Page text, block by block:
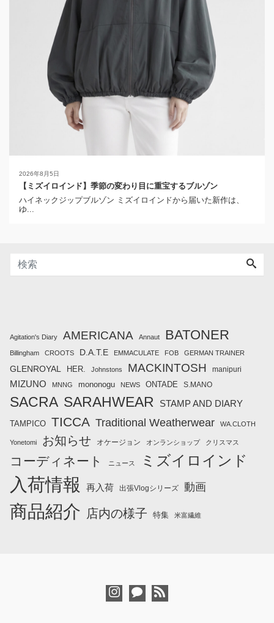
2026年8月5日
【ミズイロインド】季節の変わり目に重宝するブルゾン
ハイネックジップブルゾン ミズイロインドから届いた新作は、
ゆ...
Agitation's Diary AMERICANA Annaut BATONER
Billingham CROOTS D.A.T.E EMMACULATE FOB GERMAN TRAINER
GLENROYAL HER. Johnstons MACKINTOSH manipuri
MIZUNO MNNG mononogu NEWS ONTADE S.MANO
SACRA SARAHWEAR STAMP AND DIARY
TAMPICO TICCA Traditional Weatherwear WA.CLOTH
Yonetomi お知らせ オケージョン オンランショップ クリスマス
コーディネート ニュース ミズイロインド
入荷情報 再入荷 出張Vlogシリーズ 動画
商品紹介 店内の様子 特集 米富繊維